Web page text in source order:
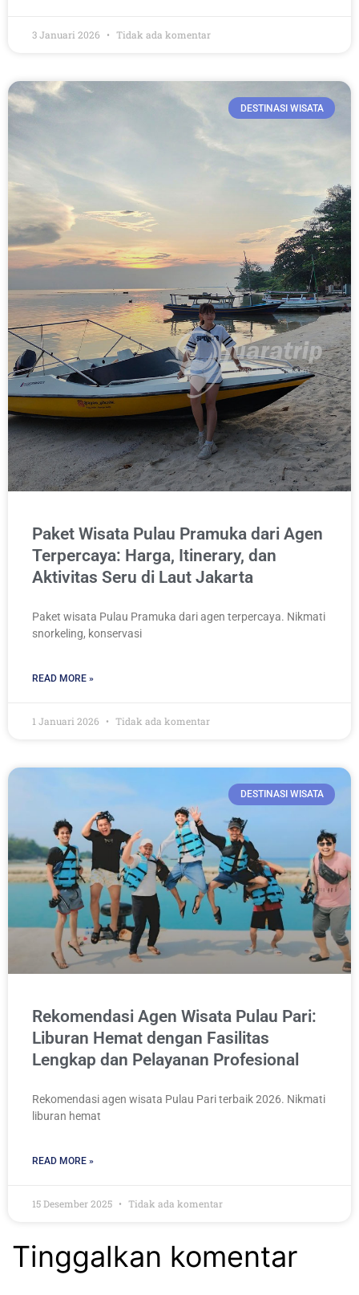
3 Januari 2026 Tidak ada komentar
DESTINASI WISATA
Paket Wisata Pulau Pramuka dari Agen
Terpercaya: Harga, Itinerary, dan
Aktivitas Seru di Laut Jakarta
Paket wisata Pulau Pramuka dari agen terpercaya. Nikmati
snorkeling, konservasi
READ MORE »
1 Januari 2026 Tidak ada komentar
DESTINASI WISATA
Rekomendasi Agen Wisata Pulau Pari:
Liburan Hemat dengan Fasilitas
Lengkap dan Pelayanan Profesional
Rekomendasi agen wisata Pulau Pari terbaik 2026. Nikmati
liburan hemat
READ MORE »
15 Desember 2025 Tidak ada komentar
Tinggalkan komentar